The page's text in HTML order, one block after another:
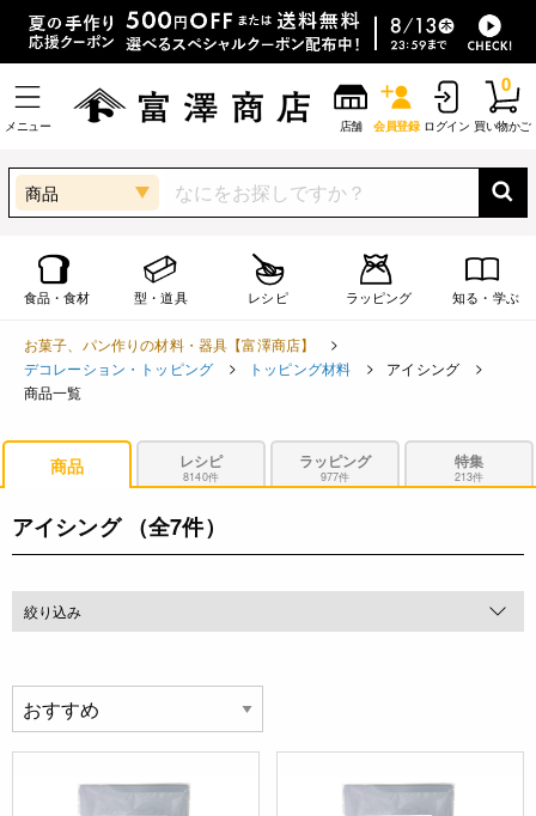
メニュー 店舗 会員登録 ログイン 買い物かご
0
商品
食品・食材 型・道具 レシピ ラッピング 知る・学ぶ
お菓子、パン作りの材料・器具【富澤商店】
デコレーション・トッピング
トッピング材料
アイシング
商品一覧
商品 レシピ
8140件
ラッピング
977件
特集
213件
アイシング （全7件）
絞り込み